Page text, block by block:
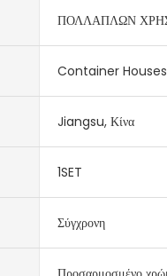
ΠΟΛΛΑΠΛΩΝ
Container
Jiangsu, Κίνα
1SET
Σύγχρονη